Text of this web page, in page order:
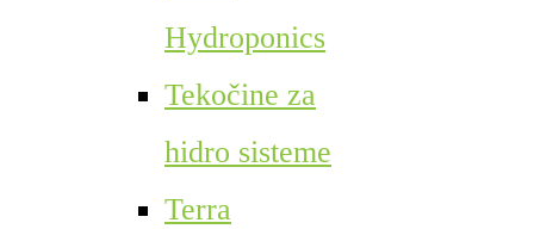
Hydroponics
Tekočine za
hidro sisteme
Terra